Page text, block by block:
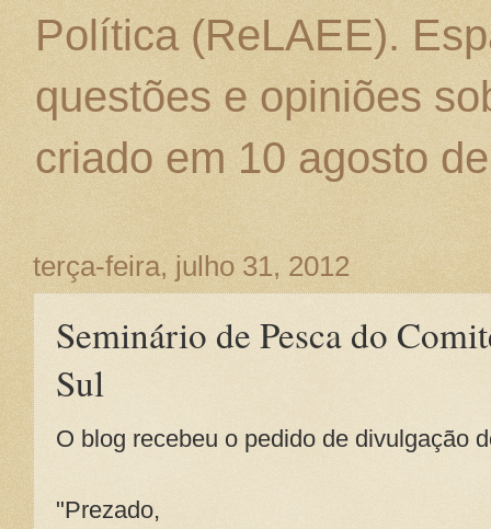
Política (ReLAEE).
questões e opiniões
criado em 10 agosto
terça-feira, julho 31, 2012
Seminário de Pesca do
Sul
O blog recebeu o pedido de divulgação
"Prezado,